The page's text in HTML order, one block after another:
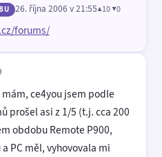
26. října 2006 v 21:55▲10 ▼0
forums/
mám, ce4you jsem podle
prošel asi z 1/5 (t.j. cca 200
obdobu Remote P900,
PC měl, vyhovovala mi